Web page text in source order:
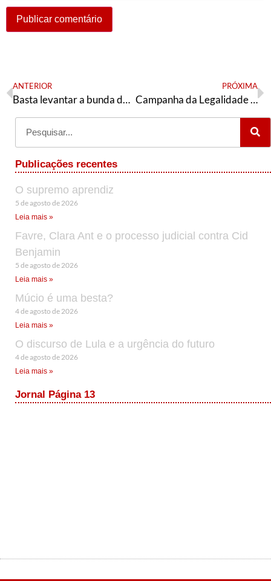
ANTERIOR
Basta levantar a bunda da cadeira?
PRÓXIMA
Campanha da Legalidade de 1961 – uma abordagem complementar e crítica
Publicações recentes
O supremo aprendiz
5 de agosto de 2026
Leia mais »
Favre, Clara Ant e o processo judicial contra Cid
Benjamin
5 de agosto de 2026
Leia mais »
Múcio é uma besta?
4 de agosto de 2026
Leia mais »
O discurso de Lula e a urgência do futuro
4 de agosto de 2026
Leia mais »
Jornal Página 13